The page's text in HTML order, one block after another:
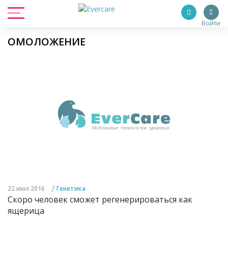
Войти
ОМОЛОЖЕНИЕ
22 июл 2016 / Генетика
Скоро человек сможет регенерироваться как
ящерица